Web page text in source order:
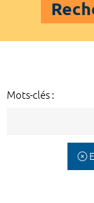
Mots-clés :